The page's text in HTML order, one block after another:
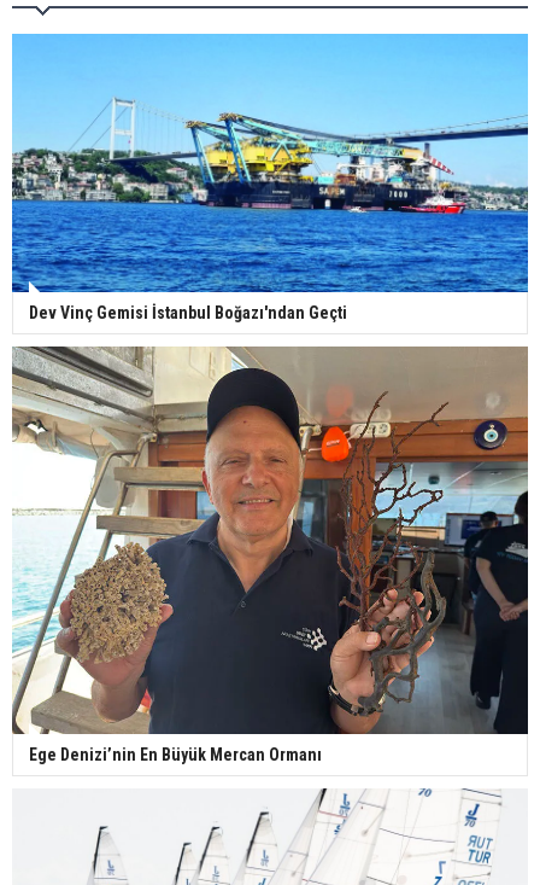
Dev Vinç Gemisi İstanbul Boğazı'ndan Geçti
Ege Denizi’nin En Büyük Mercan Ormanı